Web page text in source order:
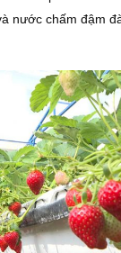
nước chấm đậm